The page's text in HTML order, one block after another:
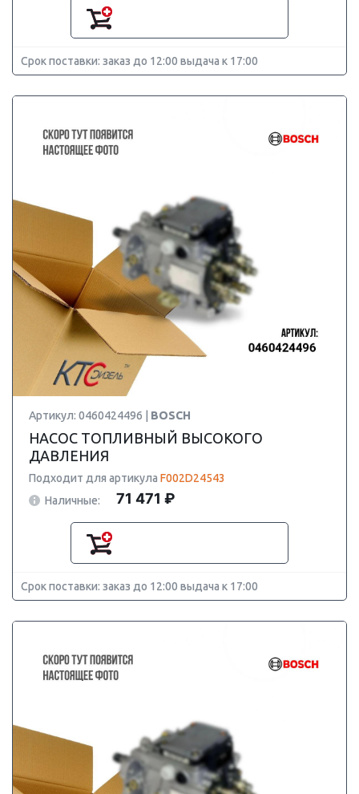
Срок поставки: заказ до 12:00 выдача к 17:00
Артикул: 0460424496 | BOSCH
НАСОС ТОПЛИВНЫЙ ВЫСОКОГО
ДАВЛЕНИЯ
Подходит для артикула F002D24543
Наличные:
71 471 ₽
Срок поставки: заказ до 12:00 выдача к 17:00